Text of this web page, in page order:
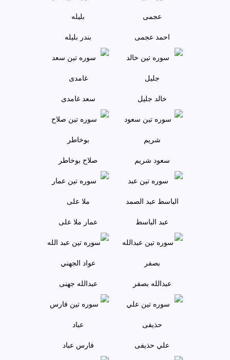
احمد عجمى بندر بليله
خالد جليل سعد غامدی
سعود شريم صلاح بوخاطر
عبد الباسط عمار ملا علی
عبدالله بصفر عبدالله جهنی
علي حذيفی فارس عباد